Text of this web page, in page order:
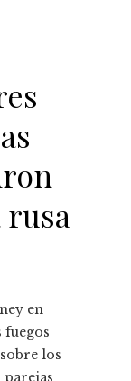
rusa
en
los
parejas